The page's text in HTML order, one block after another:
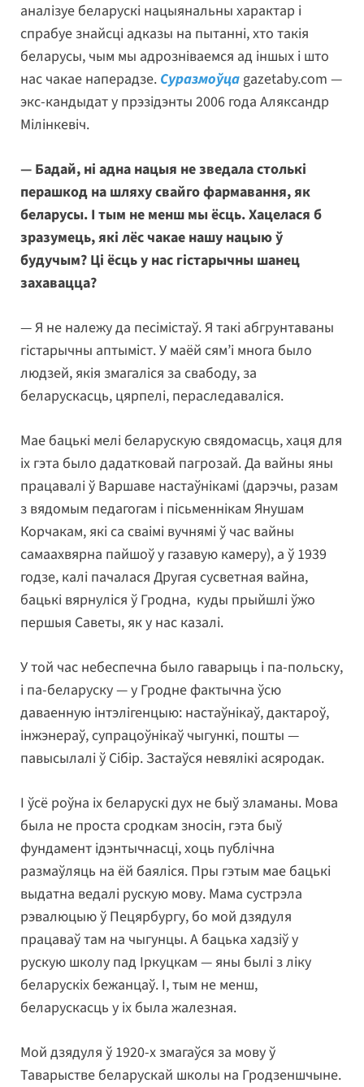
аналізуе беларускі нацыянальны характар і
спрабуе знайсці адказы на пытанні, хто такія
беларусы, чым мы адрозніваемся ад іншых і што
нас чакае наперадзе. Суразмоўцаgazetaby.com —
экс-кандыдат у прэзідэнты 2006 года Аляксандр
Мілінкевіч.
— Бадай, ні адна нацыя не зведала столькі
перашкод на шляху свайго фармавання, як
беларусы. І тым не менш мы ёсць. Хацелася б
зразумець, які лёс чакае нашу нацыю ў
будучым? Ці ёсць у нас гістарычны шанец
захавацца?
— Я не належу да песімістаў. Я такі абгрунтаваны
гістарычны аптыміст. У маёй сям’і многа было
людзей, якія змагаліся за свабоду, за
беларускасць, цярпелі, пераследаваліся.
Мае бацькі мелі беларускую свядомасць, хаця для
іх гэта было дадатковай пагрозай. Да вайны яны
працавалі ў Варшаве настаўнікамі (дарэчы, разам
з вядомым педагогам і пісьменнікам Янушам
Корчакам, які са сваімі вучнямі ў час вайны
самаахвярна пайшоў у газавую камеру), а ў 1939
годзе, калі пачалася Другая сусветная вайна,
бацькі вярнуліся ў Гродна, куды прыйшлі ўжо
першыя Саветы, як у нас казалі.
У той час небеспечна было гаварыць і па-польску,
і па-беларуску — у Гродне фактычна ўсю
даваенную інтэлігенцыю: настаўнікаў, дактароў,
інжэнераў, супрацоўнікаў чыгункі, пошты —
павысылалі ў Сібір. Застаўся невялікі асяродак.
І ўсё роўна іх беларускі дух не быў зламаны. Мова
была не проста сродкам зносін, гэта быў
фундамент ідэнтычнасці, хоць публічна
размаўляць на ёй баяліся. Пры гэтым мае бацькі
выдатна ведалі рускую мову. Мама сустрэла
рэвалюцыю ў Пецярбургу, бо мой дзядуля
працаваў там на чыгунцы. А бацька хадзіў у
рускую школу пад Іркуцкам — яны былі з ліку
беларускіх бежанцаў. І, тым не менш,
беларускасць у іх была жалезная.
Мой дзядуля ў 1920-х змагаўся за мову ў
Таварыстве беларускай школы на Гродзеншчыне.